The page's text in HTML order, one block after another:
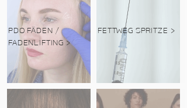
PDO FÄDEN /
FADENLIFTING >
FETTWEG SPRITZE >